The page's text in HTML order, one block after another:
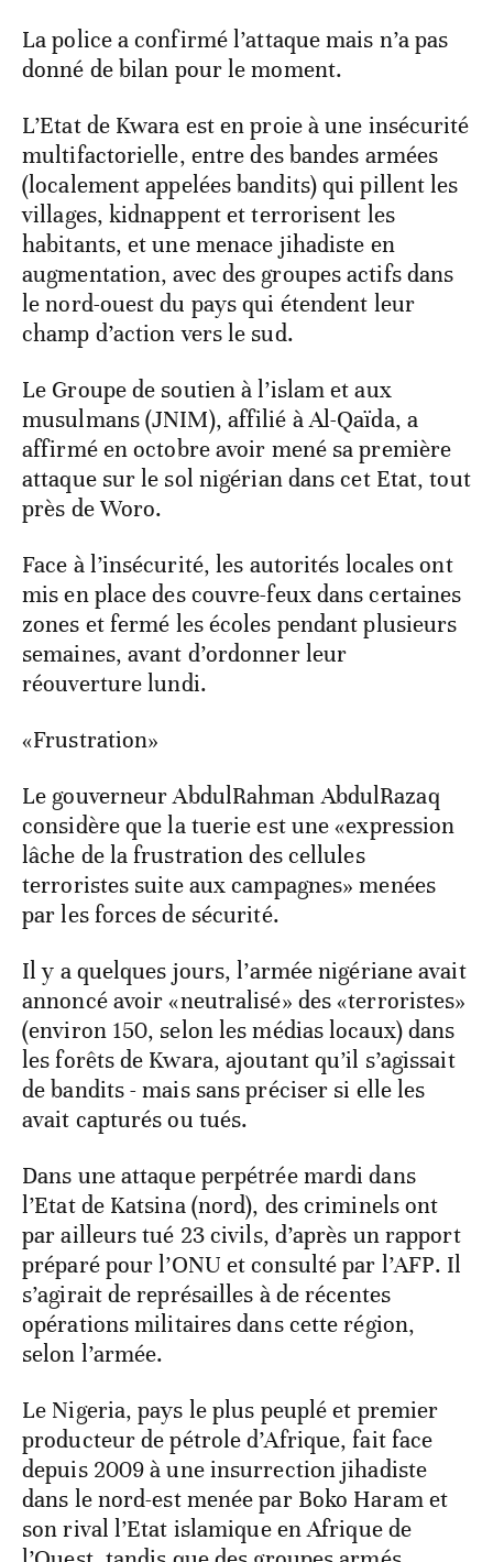
La police a confirmé l’attaque mais n’a pas
donné de bilan pour le moment.
L’Etat de Kwara est en proie à une insécurité
multifactorielle, entre des bandes armées
(localement appelées bandits) qui pillent les
villages, kidnappent et terrorisent les
habitants, et une menace jihadiste en
augmentation, avec des groupes actifs dans
le nord-ouest du pays qui étendent leur
champ d’action vers le sud.
Le Groupe de soutien à l’islam et aux
musulmans (JNIM), affilié à Al-Qaïda, a
affirmé en octobre avoir mené sa première
attaque sur le sol nigérian dans cet Etat, tout
près de Woro.
Face à l’insécurité, les autorités locales ont
mis en place des couvre-feux dans certaines
zones et fermé les écoles pendant plusieurs
semaines, avant d’ordonner leur
réouverture lundi.
«Frustration»
Le gouverneur AbdulRahman AbdulRazaq
considère que la tuerie est une «expression
lâche de la frustration des cellules
terroristes suite aux campagnes» menées
par les forces de sécurité.
Il y a quelques jours, l’armée nigériane avait
annoncé avoir «neutralisé» des «terroristes»
(environ 150, selon les médias locaux) dans
les forêts de Kwara, ajoutant qu’il s’agissait
de bandits - mais sans préciser si elle les
avait capturés ou tués.
Dans une attaque perpétrée mardi dans
l’Etat de Katsina (nord), des criminels ont
par ailleurs tué 23 civils, d’après un rapport
préparé pour l’ONU et consulté par l’AFP. Il
s’agirait de représailles à de récentes
opérations militaires dans cette région,
selon l’armée.
Le Nigeria, pays le plus peuplé et premier
producteur de pétrole d’Afrique, fait face
depuis 2009 à une insurrection jihadiste
dans le nord-est menée par Boko Haram et
son rival l’Etat islamique en Afrique de